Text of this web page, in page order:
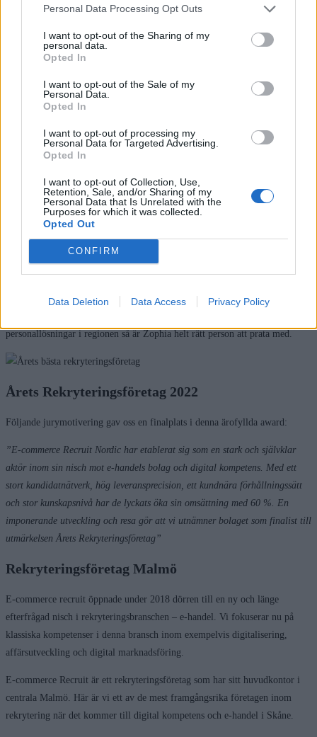
Personal Data Processing Opt Outs
I want to opt-out of the Sharing of my
personal data.
Opted In
I want to opt-out of the Sale of my
Personal Data.
Opted In
I want to opt-out of processing my
Personal Data for Targeted Advertising.
Opted In
I want to opt-out of Collection, Use,
Retention, Sale, and/or Sharing of my
Personal Data that Is Unrelated with the
Purposes for which it was collected.
Opted Out
CONFIRM
Data Deletion Data Access Privacy Policy
LinkedIn
har gedigen erfarenhet från e-handelsbranschen och flera års erfarenhet av
personallösningar i regionen så är Zophia helt rätt person att prata med.
Årets Rekryteringsföretag 2022
Följande jurymotivering gav oss en finalplats i denna ärofyllda award:
”E-commerce Recruit Nordic har etablerat sig som en stark och självklar
aktör inom sin nisch mot e-handels bolag och digital kompetens. Med ett
stort kandidatnätverk, hög leveransprecision, ett kundnära förhållningssätt
och stor kunskapsnivå har de lyckats öka sin omsättning med 60 %. En
imponerande utveckling och resa gör att vi utnämner bolaget som finalist till
utmärkelsen Årets Rekryteringsföretag”
Rekryteringsföretag Malmö
E-commerce recruit öppnade under 2018 dörren till en ny och länge
efterfrågad nisch i rekryteringsbranschen – e-handel. Vi fokuserar nu på
klassiska kompetenser i denna bransch inom exempelvis digitalisering,
affärsutveckling och digital marknadsföring.
E-commerce Recruit är ett rekryteringsföretag som har sitt huvudkontor i
centrala Malmö. Här är vi ett av de mest framgångsrika företagen inom
rekrytering när det kommer till digital kompetens och e-handel i Skåne.